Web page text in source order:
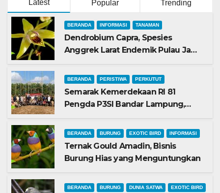
Latest Popular Trending
BERANDA INFORMASI TANAMAN
Dendrobium Capra, Spesies
Anggrek Larat Endemik Pulau Jawa
BERANDA PERISTIWA PERKUTUT
Semarak Kemerdekaan RI 81
Pengda P3SI Bandar Lampung,
Peresmian Lapangan Baru, Mawar
Merah dan Jahanam Juara
BERANDA BURUNG EXOTIC BIRD INFORMASI
Ternak Gould Amadin, Bisnis
Burung Hias yang Menguntungkan
BERANDA BURUNG DUNIA SATWA EXOTIC BIRD